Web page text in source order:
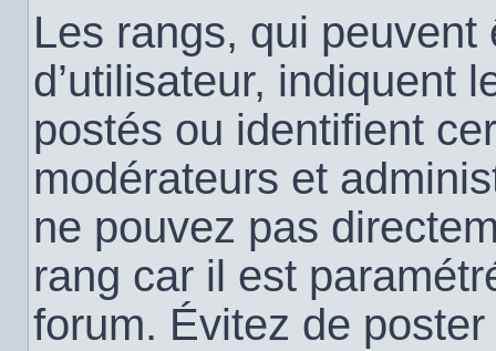
Les rangs, qui
d’utilisateur, indiquent
postés ou identifient
modérateurs et
ne pouvez pas
rang car il est
forum. Évitez de